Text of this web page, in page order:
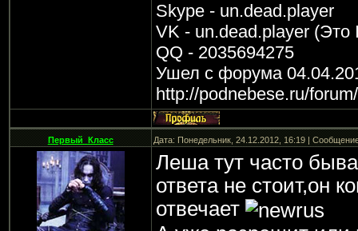
Skype - un.dead.player
VK - un.dead.player (Это
QQ - 2035694275
Ушел с форума
http://podnebese.ru/
Первый_Класс Дата: Понедельник, 24.12.2012, 16:19 |
Леша тут часто
ответа не стоит,он
отвечает